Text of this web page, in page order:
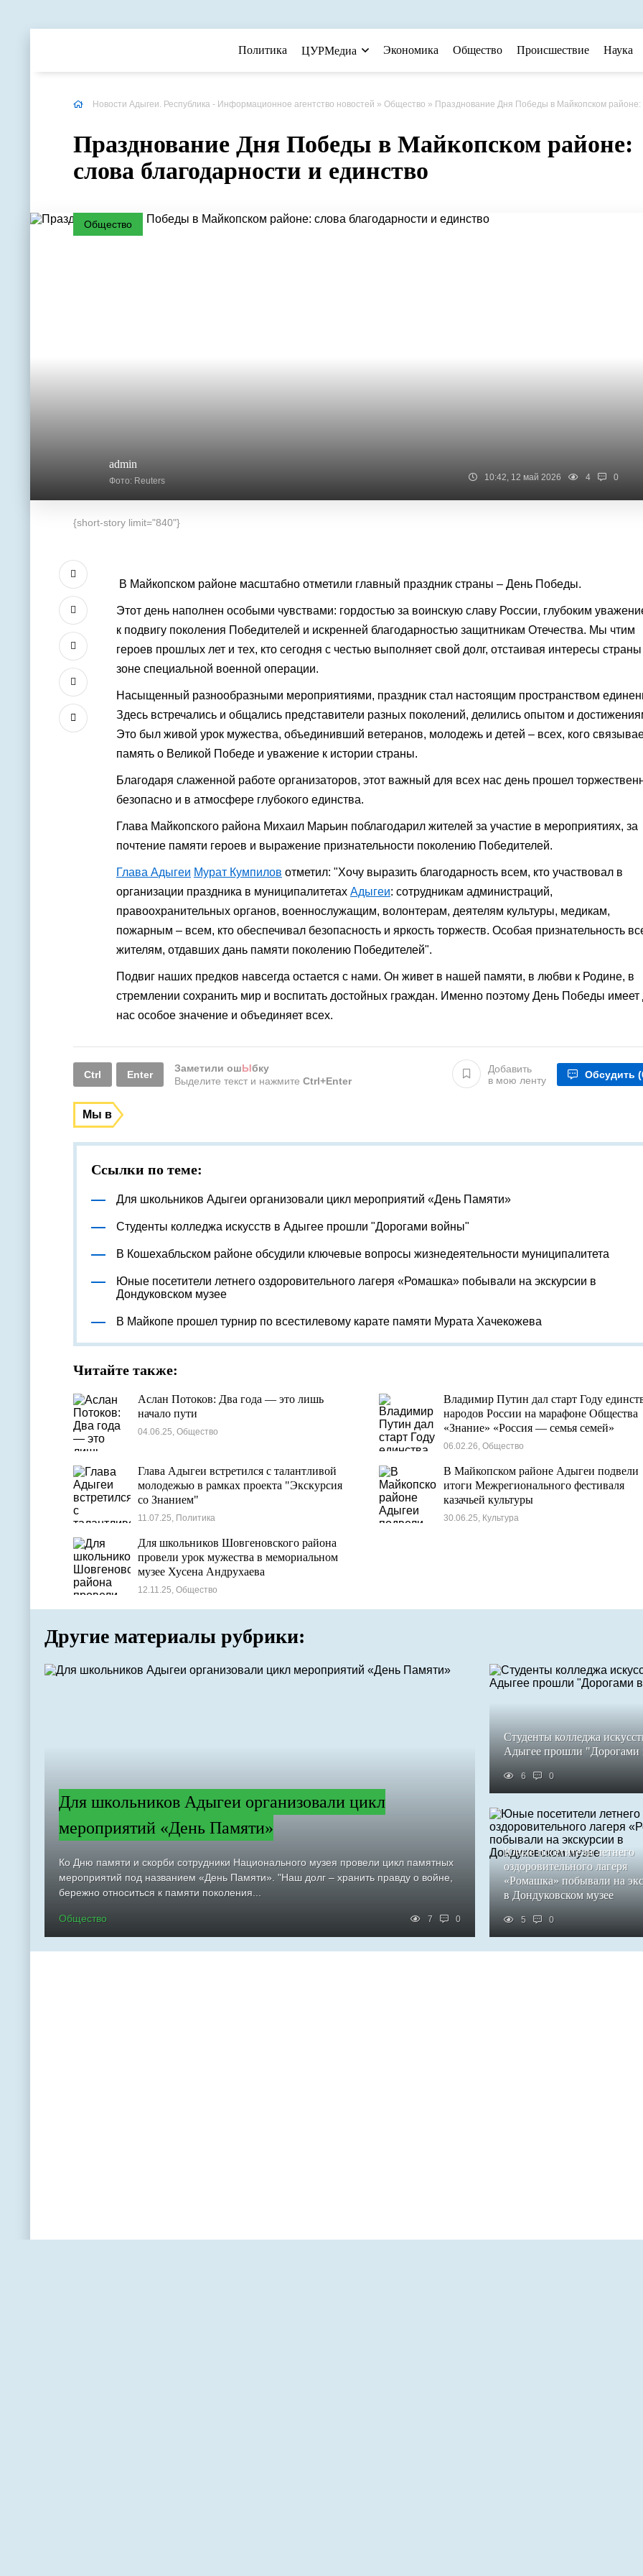
Политика ЦУРМедиа Экономика Общество Происшествие Наука
Новости Адыгеи. Республика - Информационное агентство новостей » Общество » Празднование Дня Победы в Майкопском районе: слова благодарности и
Празднование Дня Победы в Майкопском районе:
слова благодарности и единство
Общество
admin
Фото: Reuters 10:42, 12 май 2026 4 0
{short-story limit="840"}
В Майкопском районе масштабно отметили главный праздник страны – День Победы.
Этот день наполнен особыми чувствами: гордостью за воинскую славу России, глубоким
к подвигу поколения Победителей и искренней благодарностью защитникам Отечества. Мы чтим
героев прошлых лет и тех, кто сегодня с честью выполняет свой долг, отстаивая интересы
зоне специальной военной операции.
Насыщенный разнообразными мероприятиями, праздник стал настоящим пространством
Здесь встречались и общались представители разных поколений, делились опытом и
Это был живой урок мужества, объединивший ветеранов, молодежь и детей – всех, кого
память о Великой Победе и уважение к истории страны.
Благодаря слаженной работе организаторов, этот важный для всех нас день прошел
безопасно и в атмосфере глубокого единства.
Глава Майкопского района Михаил Марьин поблагодарил жителей за участие в мероприятиях, за
почтение памяти героев и выражение признательности поколению Победителей.
Глава Адыгеи Мурат Кумпилов отметил: "Хочу выразить благодарность всем, кто участвовал в
организации праздника в муниципалитетах Адыгеи: сотрудникам администраций,
правоохранительных органов, военнослужащим, волонтерам, деятелям культуры, медикам,
пожарным – всем, кто обеспечивал безопасность и яркость торжеств. Особая признательность
жителям, отдавших дань памяти поколению Победителей".
Подвиг наших предков навсегда остается с нами. Он живет в нашей памяти, в любви к Родине, в
стремлении сохранить мир и воспитать достойных граждан. Именно поэтому День Победы имеет
нас особое значение и объединяет всех.
Ctrl Enter
Заметили ошЫбку
Выделите текст и нажмите Ctrl+Enter
Добавить
в мою ленту
Обсудить
Мы в
Ссылки по теме:
Для школьников Адыгеи организовали цикл мероприятий «День Памяти»
Студенты колледжа искусств в Адыгее прошли "Дорогами войны"
В Кошехабльском районе обсудили ключевые вопросы жизнедеятельности муниципалитета
Юные посетители летнего оздоровительного лагеря «Ромашка» побывали на экскурсии в
Дондуковском музее
В Майкопе прошел турнир по всестилевому карате памяти Мурата Хачекожева
Читайте также:
Аслан Потоков: Два года — это лишь
начало пути
04.06.25, Общество
Владимир Путин дал старт Году
народов России на марафоне Общества
«Знание» «Россия — семья семей»
06.02.26, Общество
Глава Адыгеи встретился с талантливой
молодежью в рамках проекта "Экскурсия
со Знанием"
11.07.25, Политика
В Майкопском районе Адыгеи подвели
итоги Межрегионального фестиваля
казачьей культуры
30.06.25, Культура
Для школьников Шовгеновского района
провели урок мужества в мемориальном
музее Хусена Андрухаева
12.11.25, Общество
Другие материалы рубрики:
Для школьников Адыгеи организовали цикл
мероприятий «День Памяти»
Ко Дню памяти и скорби сотрудники Национального музея провели цикл памятных
мероприятий под названием «День Памяти». "Наш долг – хранить правду о войне,
бережно относиться к памяти поколения...
Общество 7 0
Студенты колледжа
Адыгее прошли
6 0
Юные посетители летнего
оздоровительного лагеря
«Ромашка» побывали на
в Дондуковском музее
5 0